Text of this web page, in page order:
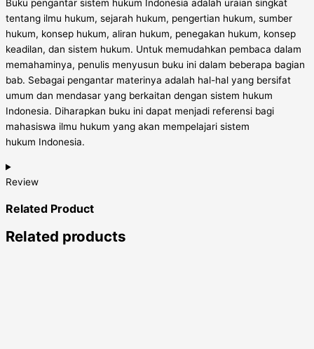
Buku pengantar sistem hukum Indonesia adalah uraian singkat
tentang ilmu hukum, sejarah hukum, pengertian hukum, sumber
hukum, konsep hukum, aliran hukum, penegakan hukum, konsep
keadilan, dan sistem hukum. Untuk memudahkan pembaca dalam
memahaminya, penulis menyusun buku ini dalam beberapa bagian
bab. Sebagai pengantar materinya adalah hal-hal yang bersifat
umum dan mendasar yang berkaitan dengan sistem hukum
Indonesia. Diharapkan buku ini dapat menjadi referensi bagi
mahasiswa ilmu hukum yang akan mempelajari sistem
hukum Indonesia.
Review
Related Product
Related products